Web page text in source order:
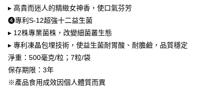
恩沛科技股份有限公司將有權停止該用戶之使用額度並採取法律行動。
離島宅配
每筆NT$100，滿NT$2,000(含以上)免運費
貨到付款
每筆NT$100，滿NT$2,000(含以上)免運費
海外配送(澳門地區請勿填寫順豐智能櫃、自取點等地址)
國家/地區配送(新馬專屬)
▸ 高貴而迷人的精緻女神香，使口氣芬芳
❹專利S-12超強十二益生菌
▸ 12株專業菌株，改變細菌叢生態
▸ 專利凍晶包埋技術，使益生菌耐胃酸、耐膽鹼，品質穩定
淨重：500毫克/粒；7粒/袋
保存期限：3年
※產品食用成效因個人體質而異